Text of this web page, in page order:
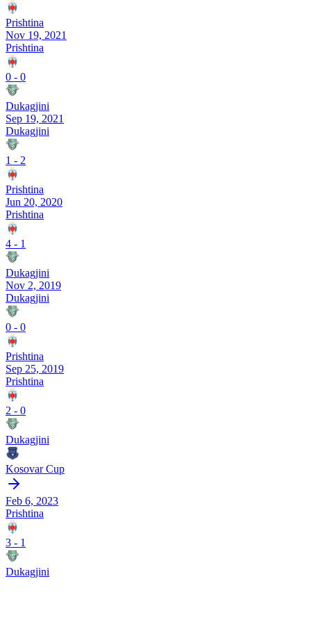
Prishtina
Nov 19, 2021
Prishtina
0 - 0
Dukagjini
Sep 19, 2021
Dukagjini
1 - 2
Prishtina
Jun 20, 2020
Prishtina
4 - 1
Dukagjini
Nov 2, 2019
Dukagjini
0 - 0
Prishtina
Sep 25, 2019
Prishtina
2 - 0
Dukagjini
Kosovar Cup
Feb 6, 2023
Prishtina
3 - 1
Dukagjini